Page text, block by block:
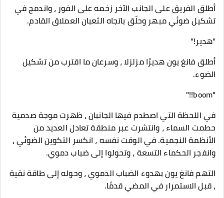
أطلق الفريق على الجانب الآخر زخمه على الفور ، واندمج في
تشكيل ضوئي مبهر وحلّق باتجاه الثعبان العملاق القادم.
"هدير!"
أطلق فانغ يون هديرًا مزلزلا ، وسرعان ما اقترب من تشكيل
الضوء.
"boom!!"
في اللحظة التي اصطدم فيها الجانبان ، ظهرت موجة صدمية
حطمت السماء ، وانتشرت عبر منطقة تعادل العديد من
الأنظمة النجمية. في الوقت نفسه ، انكسر التكوين الضوئي ،
وانفجر الحكماء التسعة ، وتحولوا إلى ضباب دموي.
التهم فانغ يون بهدوء الضباب الدموي ، وحوله إلى طاقة نقية
، قبل الاستمرار في المضي قدمًا.